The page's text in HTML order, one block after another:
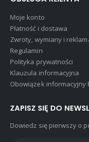
Moje konto
Płatność i dostawa
Zwroty, wymiany i
Regulamin
Polityka prywatności
Klauzula informacyjna
Obowiązek informacyjny
ZAPISZ SIĘ DO
Dowiedz się pierwszy o